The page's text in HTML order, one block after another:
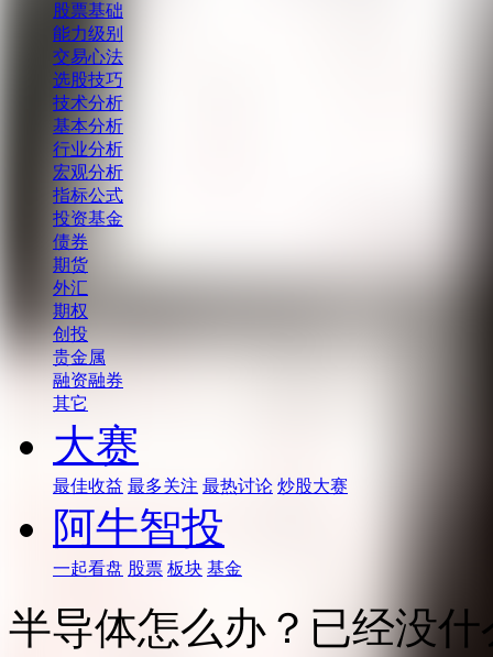
股票基础
能力级别
交易心法
选股技巧
技术分析
基本分析
行业分析
宏观分析
指标公式
投资基金
债券
期货
外汇
期权
创投
贵金属
融资融券
其它
大赛
最佳收益 最多关注 最热讨论 炒股大赛
阿牛智投
一起看盘 股票 板块 基金
半导体怎么办？已经没